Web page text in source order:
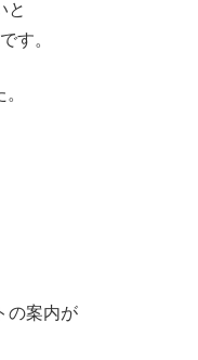
と
す。
の案内が